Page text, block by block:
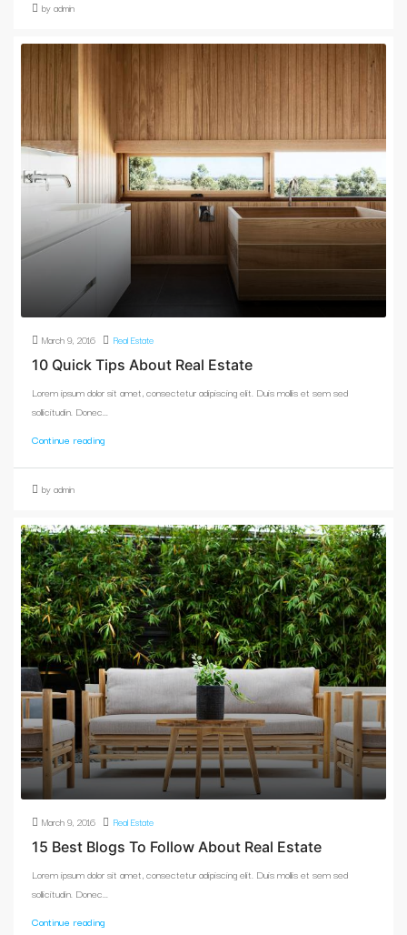
by admin
March 9, 2016 Real Estate
10 Quick Tips About Real Estate
Lorem ipsum dolor sit amet, consectetur adipiscing elit. Duis mollis et sem sed
sollicitudin. Donec...
Continue reading
by admin
March 9, 2016 Real Estate
15 Best Blogs To Follow About Real Estate
Lorem ipsum dolor sit amet, consectetur adipiscing elit. Duis mollis et sem sed
sollicitudin. Donec...
Continue reading